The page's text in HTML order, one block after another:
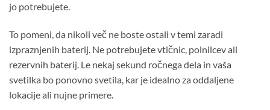
jo potrebujete.
To pomeni, da nikoli več ne boste ostali v temi zaradi
izpraznjenih baterij. Ne potrebujete vtičnic, polnilcev ali
rezervnih baterij. Le nekaj sekund ročnega dela in vaša
svetilka bo ponovno svetila, kar je idealno za oddaljene
lokacije ali nujne primere.